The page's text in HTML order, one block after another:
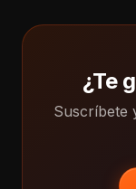
¿Te
Suscríbete